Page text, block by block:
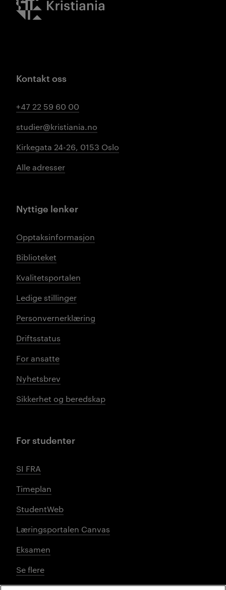
Kontakt oss
+47 22 59 60 00
studier@kristiania.no
Kirkegata 24-26, 0153 Oslo
Alle adresser
Nyttige lenker
Opptaksinformasjon
Biblioteket
Kvalitetsportalen
Ledige stillinger
Personvernerklæring
Driftsstatus
For ansatte
Nyhetsbrev
Sikkerhet og beredskap
For studenter
SI FRA
Timeplan
StudentWeb
Læringsportalen Canvas
Eksamen
Se flere